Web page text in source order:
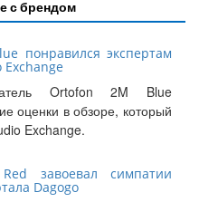
с брендом
понравился экспертам
Exchange
Ortofon 2M Blue
оценки в обзоре, который
Exchange.
завоевал симпатии
Dagogo